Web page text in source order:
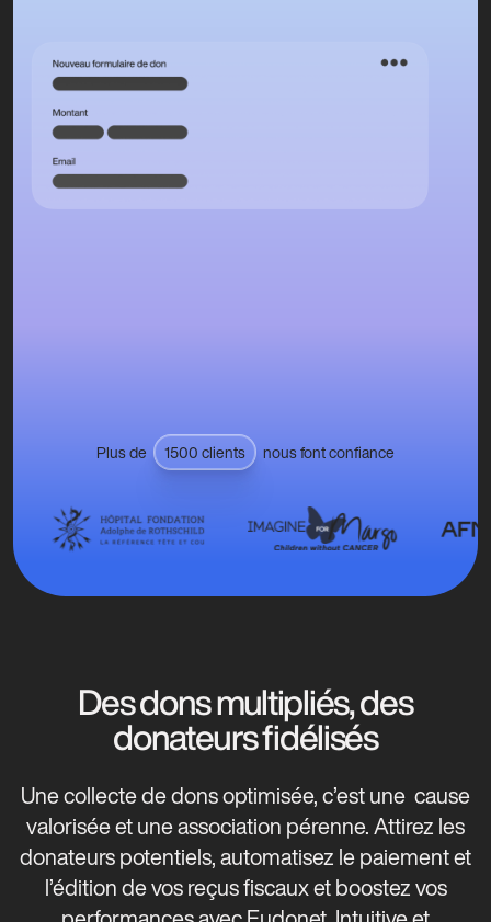
Plus de 1500 clients nous font confiance
Des dons multipliés, des
donateurs fidélisés
Une collecte de dons optimisée, c’est une cause
valorisée et une association pérenne. Attirez les
donateurs potentiels, automatisez le paiement et
l’édition de vos reçus fiscaux et boostez vos